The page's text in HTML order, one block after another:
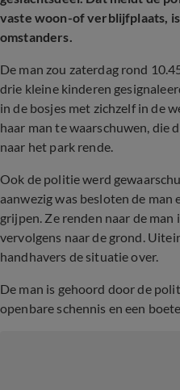
vaste woon-of verblijfplaats,
omstanders.
De man zou zaterdag rond
drie kleine kinderen
in de bosjes met zichzelf in de
haar man te waarschuwen, die
naar het park rende.
Ook de politie werd
aanwezig was besloten de
grijpen. Ze renden naar de
vervolgens naar de grond.
handhavers de situatie over.
De man is gehoord door de
openbare schennis en een